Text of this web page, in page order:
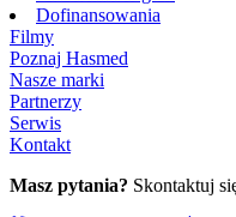
Dofinansowania
Filmy
Poznaj Hasmed
Nasze marki
Partnerzy
Serwis
Kontakt
Masz pytania? Skontaktuj